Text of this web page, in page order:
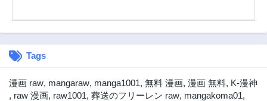
第5.2話
第5話 第4.2話
Tags
漫画 raw, mangaraw, manga1001, 無料 漫画, 漫画 無料, K-漫神
, raw 漫画, raw1001, 葬送のフリーレン raw, mangakoma01,